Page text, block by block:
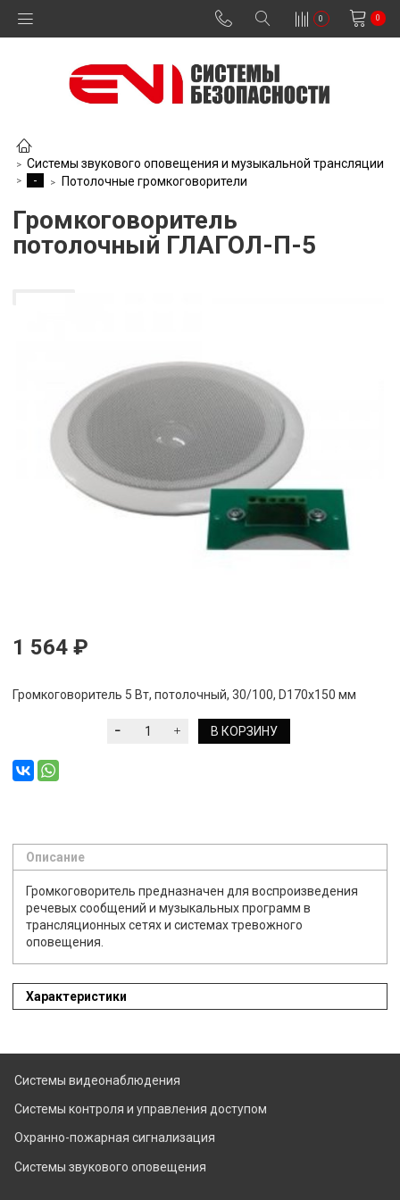
0 0
Системы звукового оповещения и музыкальной трансляции
-
Потолочные громкоговорители
Громкоговоритель
потолочный ГЛАГОЛ-П-5
1 564 ₽
Громкоговоритель 5 Вт, потолочный, 30/100, D170х150 мм
В КОРЗИНУ
Описание
Громкоговоритель предназначен для воспроизведения
речевых сообщений и музыкальных программ в
трансляционных сетях и системах тревожного
оповещения.
Характеристики
Системы видеонаблюдения
Системы контроля и управления доступом
Охранно-пожарная сигнализация
Системы звукового оповещения